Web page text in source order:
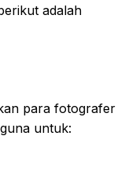
adalah
para fotografer
untuk: